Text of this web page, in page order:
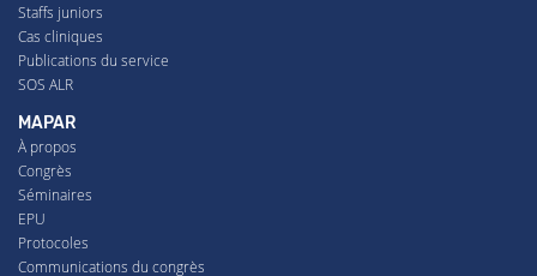
Staffs juniors
Cas cliniques
Publications du service
SOS ALR
MAPAR
À propos
Congrès
Séminaires
EPU
Protocoles
Communications du congrès